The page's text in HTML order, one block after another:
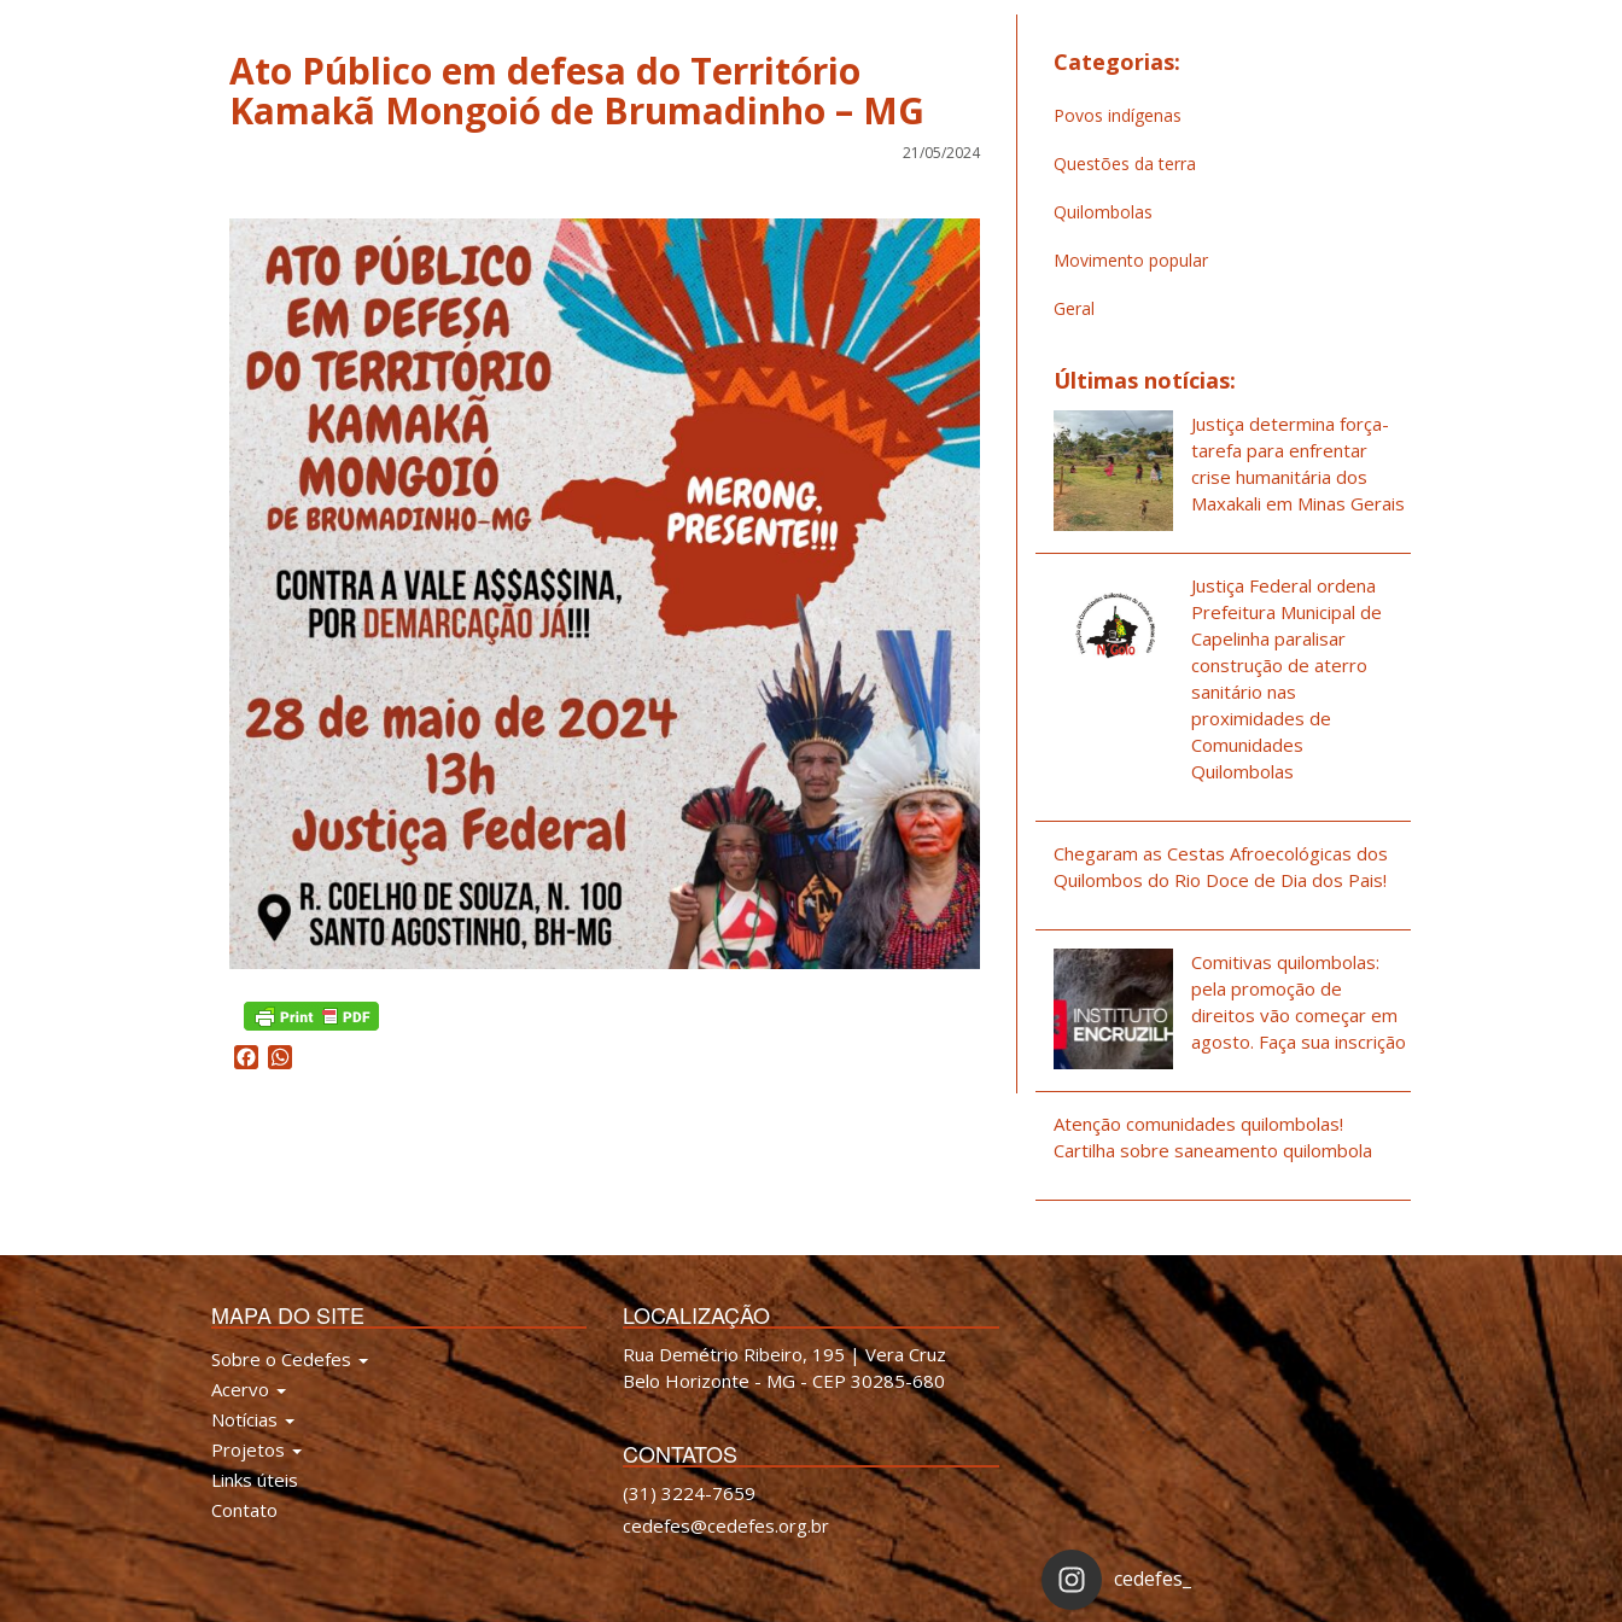
Ato Público em defesa do Território
Kamakã Mongoió de Brumadinho – MG
21/05/2024
Facebook
Categorias:
Povos indígenas
Questões da terra
Quilombolas
Movimento popular
Geral
Últimas notícias:
Justiça determina força-
tarefa para enfrentar
crise humanitária dos
Maxakali em Minas Gerais
Justiça Federal ordena
Prefeitura Municipal de
Capelinha paralisar
construção de aterro
sanitário nas
proximidades de
Comunidades
Quilombolas
Chegaram as Cestas Afroecológicas dos
Quilombos do Rio Doce de Dia dos Pais!
Comitivas quilombolas:
pela promoção de
direitos vão começar em
agosto. Faça sua inscrição
Atenção comunidades quilombolas!
Cartilha sobre saneamento quilombola
MAPA DO SITE
Sobre o Cedefes
Acervo
Notícias
Projetos
Links úteis
Contato
LOCALIZAÇÃO
Rua Demétrio Ribeiro, 195 | Vera Cruz
Belo Horizonte - MG - CEP 30285-680
CONTATOS
(31) 3224-7659
cedefes@cedefes.org.br
cedefes_